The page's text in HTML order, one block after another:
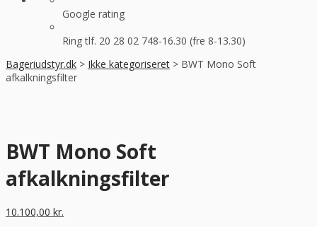
Google rating
Ring tlf. 20 28 02 748-16.30 (fre 8-13.30)
Bageriudstyr.dk > Ikke kategoriseret > BWT Mono Soft
afkalkningsfilter
BWT Mono Soft
afkalkningsfilter
10.100,00 kr.